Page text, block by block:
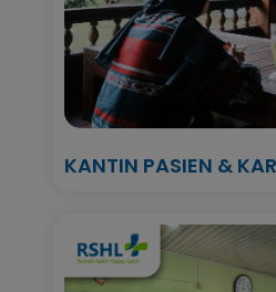
KANTIN PASIEN &